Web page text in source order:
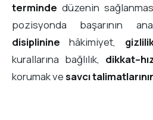
terminde düzenin
pozisyonda başarının
disiplinine hâkimiyet,
kurallarına bağlılık,
korumak vesavcı